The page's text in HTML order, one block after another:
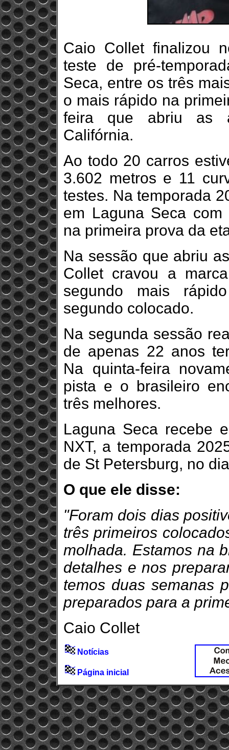
Caio Collet finalizou
teste de pré-
Seca, entre os três
o mais rápido na
feira que abriu as
Califórnia.
Ao todo 20 carros
3.602 metros e 11
testes. Na temporada
em Laguna Seca
na primeira prova da
Na sessão que abriu
Collet cravou a
segundo mais
segundo colocado.
Na segunda sessão
de apenas 22 anos
Na quinta-feira
pista e o brasileiro
três melhores.
Laguna Seca recebe
NXT, a temporada
de St Petersburg, no
O que ele disse:
"Foram dois dias
três primeiros
molhada. Estamos na
detalhes e nos
temos duas semanas
preparados para a
Caio Collet
Notícias
Página inicial